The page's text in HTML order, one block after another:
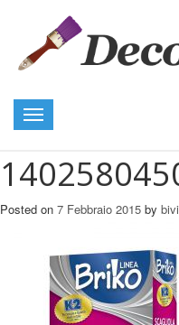
Toggle
navigation
Posted on 7 Febbraio 2015 by